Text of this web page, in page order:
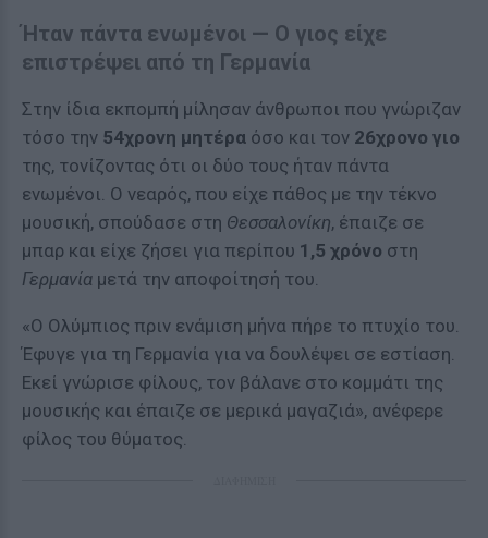
Ήταν πάντα ενωμένοι — Ο γιος είχε
επιστρέψει από τη Γερμανία
Στην ίδια εκπομπή μίλησαν άνθρωποι που γνώριζαν
τόσο την 54χρονη μητέρα όσο και τον 26χρονο γιο
της, τονίζοντας ότι οι δύο τους ήταν πάντα
ενωμένοι. Ο νεαρός, που είχε πάθος με την τέκνο
μουσική, σπούδασε στη Θεσσαλονίκη, έπαιζε σε
μπαρ και είχε ζήσει για περίπου 1,5 χρόνο στη
Γερμανία μετά την αποφοίτησή του.
«Ο Ολύμπιος πριν ενάμιση μήνα πήρε το πτυχίο του.
Έφυγε για τη Γερμανία για να δουλέψει σε εστίαση.
Εκεί γνώρισε φίλους, τον βάλανε στο κομμάτι της
μουσικής και έπαιζε σε μερικά μαγαζιά», ανέφερε
φίλος του θύματος.